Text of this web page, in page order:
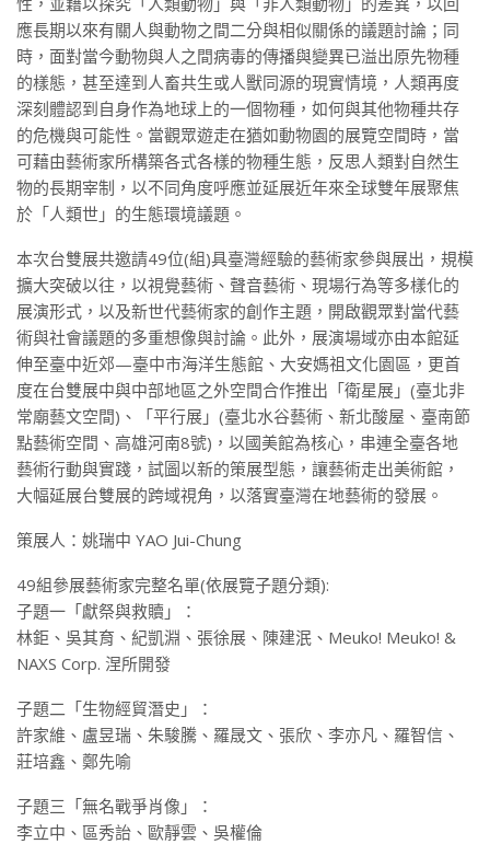
應長期以來有關人與動物之間二分與相似關係的議題討論；同
時，面對當今動物與人之間病毒的傳播與變異已溢出原先物種
的樣態，甚至達到人畜共生或人獸同源的現實情境，人類再度
深刻體認到自身作為地球上的一個物種，如何與其他物種共存
的危機與可能性。當觀眾遊走在猶如動物園的展覽空間時，當
可藉由藝術家所構築各式各樣的物種生態，反思人類對自然生
物的長期宰制，以不同角度呼應並延展近年來全球雙年展聚焦
於「人類世」的生態環境議題。
本次台雙展共邀請49位(組)具臺灣經驗的藝術家參與展出，規模
擴大突破以往，以視覺藝術、聲音藝術、現場行為等多樣化的
展演形式，以及新世代藝術家的創作主題，開啟觀眾對當代藝
術與社會議題的多重想像與討論。此外，展演場域亦由本館延
伸至臺中近郊—臺中市海洋生態館、大安媽祖文化園區，更首
度在台雙展中與中部地區之外空間合作推出「衛星展」(臺北非
常廟藝文空間)、「平行展」(臺北水谷藝術、新北酸屋、臺南節
點藝術空間、高雄河南8號)，以國美館為核心，串連全臺各地
藝術行動與實踐，試圖以新的策展型態，讓藝術走出美術館，
大幅延展台雙展的跨域視角，以落實臺灣在地藝術的發展。
策展人：姚瑞中 YAO Jui-Chung
49組參展藝術家完整名單(依展覽子題分類):
子題一「獻祭與救贖」：
林鉅、吳其育、紀凱淵、張徐展、陳建泯、Meuko! Meuko! &
NAXS Corp. 涅所開發
子題二「生物經貿潛史」：
許家維、盧昱瑞、朱駿騰、羅晟文、張欣、李亦凡、羅智信、
莊培鑫、鄭先喻
子題三「無名戰爭肖像」：
李立中、區秀詒、歐靜雲、吳權倫